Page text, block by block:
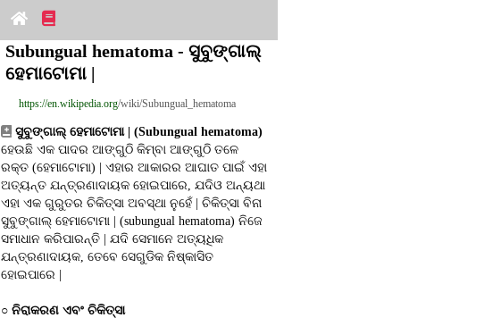
Subungual hematoma - ସୁବୁଙ୍ଗାଲ୍
ହେମାଟୋମା |
https://en.wikipedia.org/wiki/Subungual_hematoma
ସୁବୁଙ୍ଗାଲ୍ ହେମାଟୋମା | (Subungual hematoma)
ହେଉଛି ଏକ ପାଦର ଆଙ୍ଗୁଠି କିମ୍ବା ଆଙ୍ଗୁଠି ତଳେ
ରକ୍ତ (ହେମାଟୋମା) | ଏହାର ଆକାରର ଆଘାତ ପାଇଁ ଏହା
ଅତ୍ୟନ୍ତ ଯନ୍ତ୍ରଣାଦାୟକ ହୋଇପାରେ, ଯଦିଓ ଅନ୍ୟଥା
ଏହା ଏକ ଗୁରୁତର ଚିକିତ୍ସା ଅବସ୍ଥା ନୁହେଁ | ଚିକିତ୍ସା ବିନା
ସୁବୁଙ୍ଗାଲ୍ ହେମାଟୋମା | (subungual hematoma) ନିଜେ
ସମାଧାନ କରିପାରନ୍ତି | ଯଦି ସେମାନେ ଅତ୍ୟଧିକ
ଯନ୍ତ୍ରଣାଦାୟକ, ତେବେ ସେଗୁଡିକ ନିଷ୍କାସିତ
ହୋଇପାରେ |
○ ନିରାକରଣ ଏବଂ ଚିକିତ୍ସା